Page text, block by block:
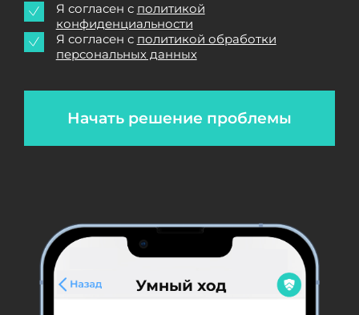
Начать решение проблемы
Я согласен с политикой
конфиденциальности
Я согласен с политикой обработки
персональных данных